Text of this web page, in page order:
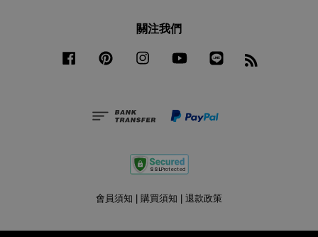
關注我們
Facebook Pinterest Instagram YouTube
會員須知 購買須知 退款政策